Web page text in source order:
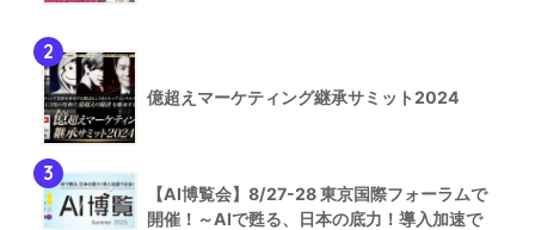
2
億超えマーケティング継承サミット2024
3
【AI博覧会】8/27-28 東京国際フォーラムで
開催！～AIで甦る、日本の底力！導入加速で